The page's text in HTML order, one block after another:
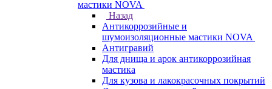
мастики NOVA
Назад
Антикоррозийные и
шумоизоляционные мастики NOVA
Антигравий
Для днища и арок антикоррозийная
мастика
Для кузова и лакокрасочных покрытий